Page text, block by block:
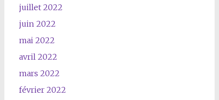
juillet 2022
juin 2022
mai 2022
avril 2022
mars 2022
février 2022